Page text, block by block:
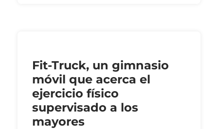
Fit-Truck, un gimnasio
móvil que acerca el
ejercicio físico
supervisado a los
mayores